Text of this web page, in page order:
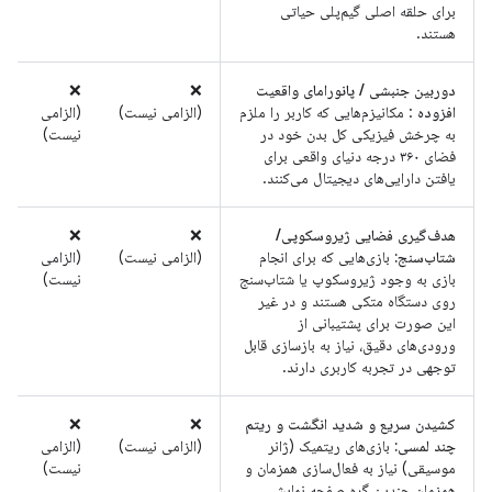
برای حلقه اصلی گیم‌پلی حیاتی
هستند.
دوربین جنبشی / پانورامای واقعیت
افزوده : مکانیزم‌هایی که کاربر را ملزم
به چرخش فیزیکی کل بدن خود در
فضای ۳۶۰ درجه دنیای واقعی برای
یافتن دارایی‌های دیجیتال می‌کنند.
❌
(الزامی نیست)
❌
(الزامی
نیست)
هدف‌گیری فضایی ژیروسکوپی/
شتاب‌سنج: بازی‌هایی که برای انجام
بازی به وجود ژیروسکوپ یا شتاب‌سنج
روی دستگاه متکی هستند و در غیر
این صورت برای پشتیبانی از
ورودی‌های دقیق، نیاز به بازسازی قابل
توجهی در تجربه کاربری دارند.
❌
(الزامی نیست)
❌
(الزامی
نیست)
کشیدن سریع و شدید انگشت و ریتم
چند لمسی: بازی‌های ریتمیک (ژانر
موسیقی) نیاز به فعال‌سازی همزمان و
❌
(الزامی نیست)
❌
(الزامی
نیست)